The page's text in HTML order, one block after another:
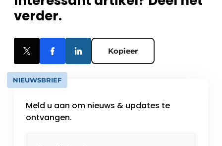
verder.
Kopieer
NIEUWSBRIEF
Meld u aan om nieuws & updates te
ontvangen.